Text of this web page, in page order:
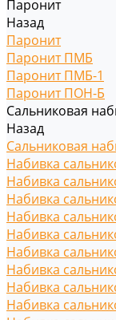
Паронит
Назад
Паронит
Паронит ПМБ
Паронит ПМБ-1
Паронит ПОН-Б
Сальниковая
Назад
Сальниковая
Набивка
Набивка
Набивка
Набивка
Набивка
Набивка
Набивка
Набивка
Набивка